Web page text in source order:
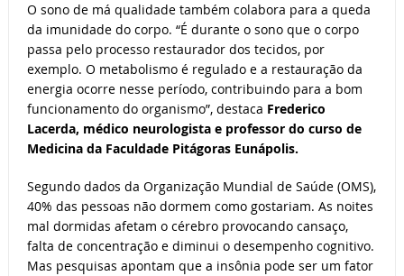
O sono de má qualidade também colabora para a queda
da imunidade do corpo. “É durante o sono que o corpo
passa pelo processo restaurador dos tecidos, por
exemplo. O metabolismo é regulado e a restauração da
energia ocorre nesse período, contribuindo para a bom
funcionamento do organismo”, destaca Frederico
Lacerda, médico neurologista e professor do curso de
Medicina da Faculdade Pitágoras Eunápolis.
Segundo dados da Organização Mundial de Saúde (OMS),
40% das pessoas não dormem como gostariam. As noites
mal dormidas afetam o cérebro provocando cansaço,
falta de concentração e diminui o desempenho cognitivo.
Mas pesquisas apontam que a insônia pode ser um fator